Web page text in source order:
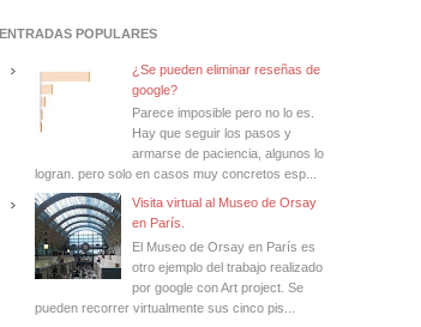
ENTRADAS POPULARES
¿Se pueden eliminar reseñas de
google?
Parece imposible pero no lo es.
Hay que seguir los pasos y
armarse de paciencia, algunos lo
logran. pero solo en casos muy concretos esp...
Visita virtual al Museo de Orsay
en París.
El Museo de Orsay en París es
otro ejemplo del trabajo realizado
por google con Art project. Se
pueden recorrer virtualmente sus cinco pis...